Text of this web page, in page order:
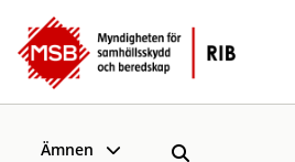
Ämnen